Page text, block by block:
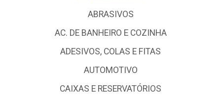
ABRASIVOS
AC. DE BANHEIRO E COZINHA
ADESIVOS, COLAS E FITAS
AUTOMOTIVO
CAIXAS E RESERVATÓRIOS